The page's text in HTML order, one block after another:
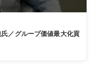
／グループ価値最大化貢